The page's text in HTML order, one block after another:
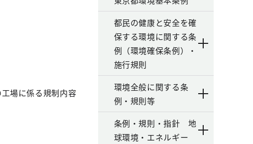
場に係る規制内容
都民の健康と安全を確
保する環境に関する条
例（環境確保条例）・
施行規則
環境全般に関する条
例・規則等
条例・規則・指針 地
球環境・エネルギー